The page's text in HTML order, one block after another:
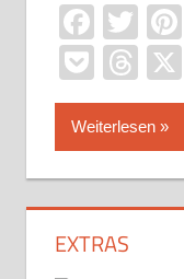
Weiterlesen
EXTRAS